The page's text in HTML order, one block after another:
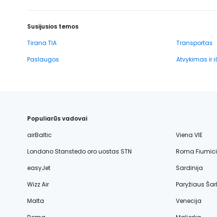
Susijusios temos
Tirana TIA
Transportas
Paslaugos
Atvykimas ir
Populiarūs vadovai
airBaltic
Viena VIE
Londono Stanstedo oro uostas STN
Roma
easyJet
Sardinija
Wizz Air
Paryžiaus
Malta
Venecija